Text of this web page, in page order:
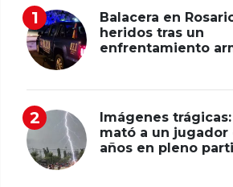
Balacera en
heridos tras un
enfrentamiento
Imágenes
mató a un jugador
años en pleno